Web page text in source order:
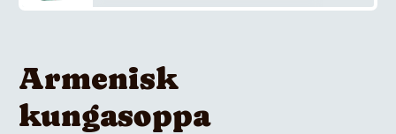
Armenisk
kungasoppa